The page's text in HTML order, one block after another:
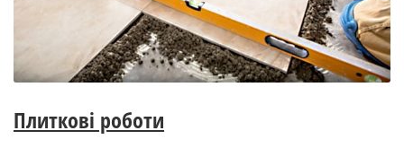
Плиткові роботи